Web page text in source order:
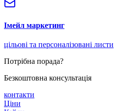
Імейл маркетинг
цільові та персоналізовані листи
Потрібна порада?
Безкоштовна консультація
контакти
Ціни